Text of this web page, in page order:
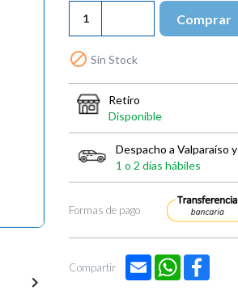

Comprar
 Sin Stock
Retiro
Disponible
Despacho a Valparaíso
1 o 2 días hábiles
Formas de pago
Compartir Email WhatsApp